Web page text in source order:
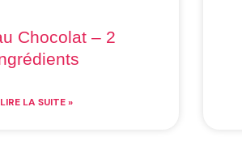
Chocolat – 2
LIRE LA SUITE »